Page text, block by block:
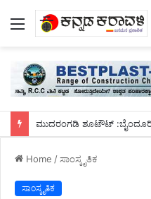
Menu
Home /ಸಾಂಸ್ಕೃತಿಕ
ಸಾಂಸ್ಕೃತಿಕ